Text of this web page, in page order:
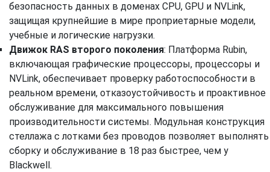
безопасность данных в доменах CPU, GPU и NVLink,
защищая крупнейшие в мире проприетарные модели,
учебные и логические нагрузки.
Движок RAS второго поколения: Платформа Rubin,
включающая графические процессоры, процессоры и
NVLink, обеспечивает проверку работоспособности в
реальном времени, отказоустойчивость и проактивное
обслуживание для максимального повышения
производительности системы. Модульная конструкция
стеллажа с лотками без проводов позволяет выполнять
сборку и обслуживание в 18 раз быстрее, чем у
Blackwell.